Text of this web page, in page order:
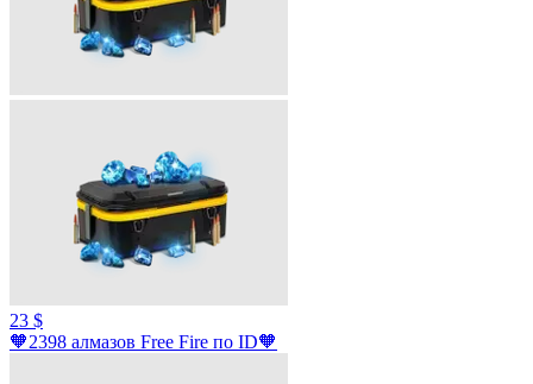
23 $
🧡2398 алмазов Free Fire по ID🧡